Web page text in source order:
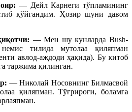
— Дейл Карнеги тўпламининг
қўйгандим. Ҳозир шуни давом
— Мен шу кунларда Bush-
тилида мутолаа қиляпман
авлод-аждоди ҳақида). Бу китоб
таржима қилинган.
— Николай Носовнинг Билмасвой
қиляпман. Тўғрироғи, боламга